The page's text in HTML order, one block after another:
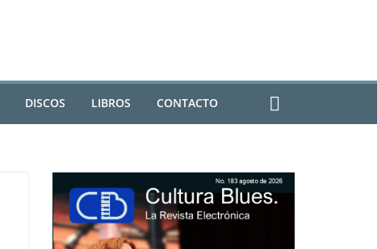
DISCOS LIBROS CONTACTO